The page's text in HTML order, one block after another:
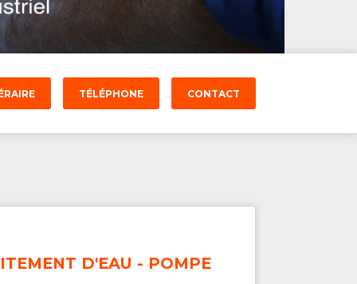
TÉLÉPHONE CONTACT
D'EAU - POMPE